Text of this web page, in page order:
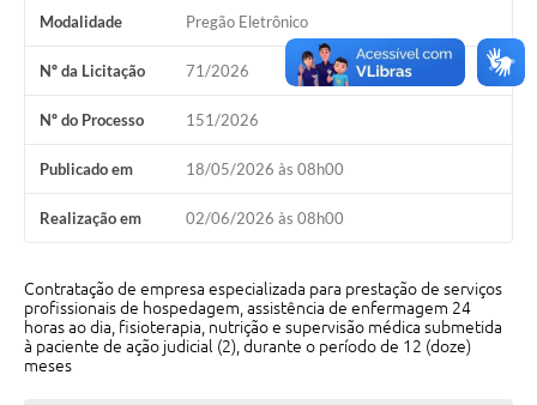
Transparência
Audiências Públicas
Editais
Links
Telefones Úteis
Emprega
Modalidade Pregão Eletrônico
Nº da Licitação 71/2026
Nº do Processo 151/2026
Publicado em 18/05/2026 às 08h00
Realização em 02/06/2026 às 08h00
Contratação de empresa especializada para prestação de serviços
profissionais de hospedagem, assistência de enfermagem 24
horas ao dia, fisioterapia, nutrição e supervisão médica submetida
à paciente de ação judicial (2), durante o período de 12 (doze)
meses